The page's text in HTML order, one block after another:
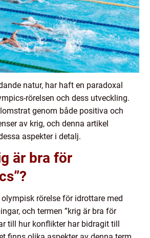
natur, har haft en paradoxal
rörelsen och dess utveckling.
genom både positiva och
av krig, och denna artikel
aspekter i detalj.
är bra för
rörelse för idrottare med
och termen ”krig är bra för
till hur konflikter har bidragit till